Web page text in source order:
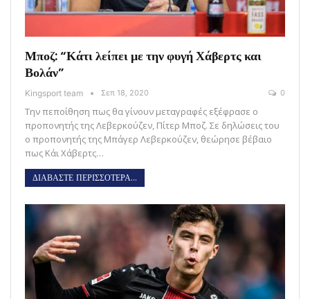
Μποζ: “Κάτι λείπει με την φυγή Χάβερτς και
Βολάν”
Kingsport team Σεπ 18, 2020 0
Την πεποίθηση πως θα γίνουν μεταγραφές εξέφρασε ο
προπονητής της Λεβερκούζεν, Πίτερ Μποζ. Σε δηλώσεις του
ο προπονητής της Μπάγερ Λεβερκούζεν, θεώρησε βέβαιο
πως Κάι Χάβερτς…
ΔΙΑΒΑΣΤΕ ΠΕΡΙΣΣΟΤΕΡΑ...